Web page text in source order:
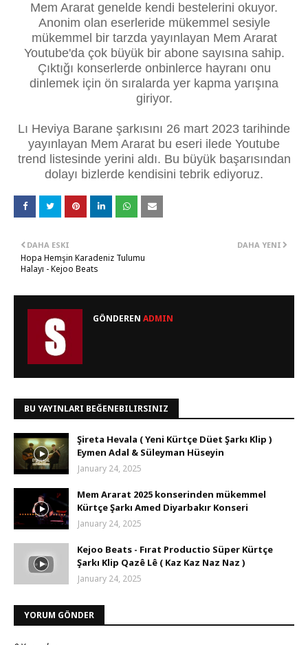
Mem Ararat genelde kendi bestelerini okuyor.
Anonim olan eserleride mükemmel sesiyle
mükemmel bir tarzda yayınlayan Mem Ararat
Youtube'da çok büyük bir abone sayısına sahip.
Çıktığı konserlerde onbinlerce hayranı onu
dinlemek için ön sıralarda yer kapma yarışına
giriyor.
Lı Heviya Barane şarkısını 26 mart 2023 tarihinde
yayınlayan Mem Ararat bu eseri ilede Youtube
trend listesinde yerini aldı. Bu büyük başarısından
dolayı bizlerde kendisini tebrik ediyoruz.
DAHA YENI
DAHA ESKI
Hopa Hemşin Karadeniz Tulumu
Halayı - Kejoo Beats
GÖNDEREN ADMIN
BU YAYINLARI BEĞENEBILIRSINIZ
Şireta Hevala ( Yeni Kürtçe Düet Şarkı Klip )
Eymen Adal & Süleyman Hüseyin
January 24, 2025
Mem Ararat 2025 konserinden mükemmel
Kürtçe Şarkı Amed Diyarbakır Konseri
January 24, 2025
Kejoo Beats - Fırat Productio Süper Kürtçe
Şarkı Klip Qazê Lê ( Kaz Kaz Naz Naz )
January 24, 2025
YORUM GÖNDER